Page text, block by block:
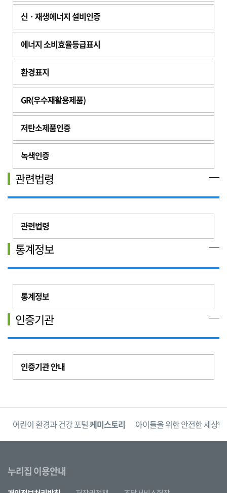
신ㆍ재생에너지 설비인증
에너지 소비효율등급표시
환경표지
GR(우수재활용제품)
저탄소제품인증
녹색인증
관련법령
관련법령
통계정보
통계정보
인증기관
인증기관 안내
어린이 환경과 건강 포털케미스토리 아이들을 위한 안전한 세상
누리집 이용안내